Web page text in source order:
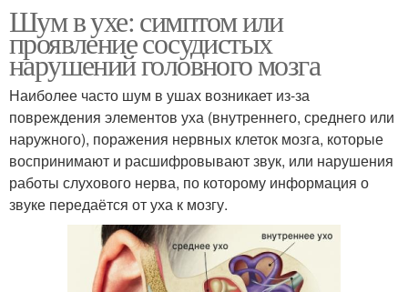
Шум в ухе: симптом или
проявление сосудистых
нарушений головного мозга
Наиболее часто шум в ушах возникает из-за
повреждения элементов уха (внутреннего, среднего или
наружного), поражения нервных клеток мозга, которые
воспринимают и расшифровывают звук, или нарушения
работы слухового нерва, по которому информация о
звуке передаётся от уха к мозгу.